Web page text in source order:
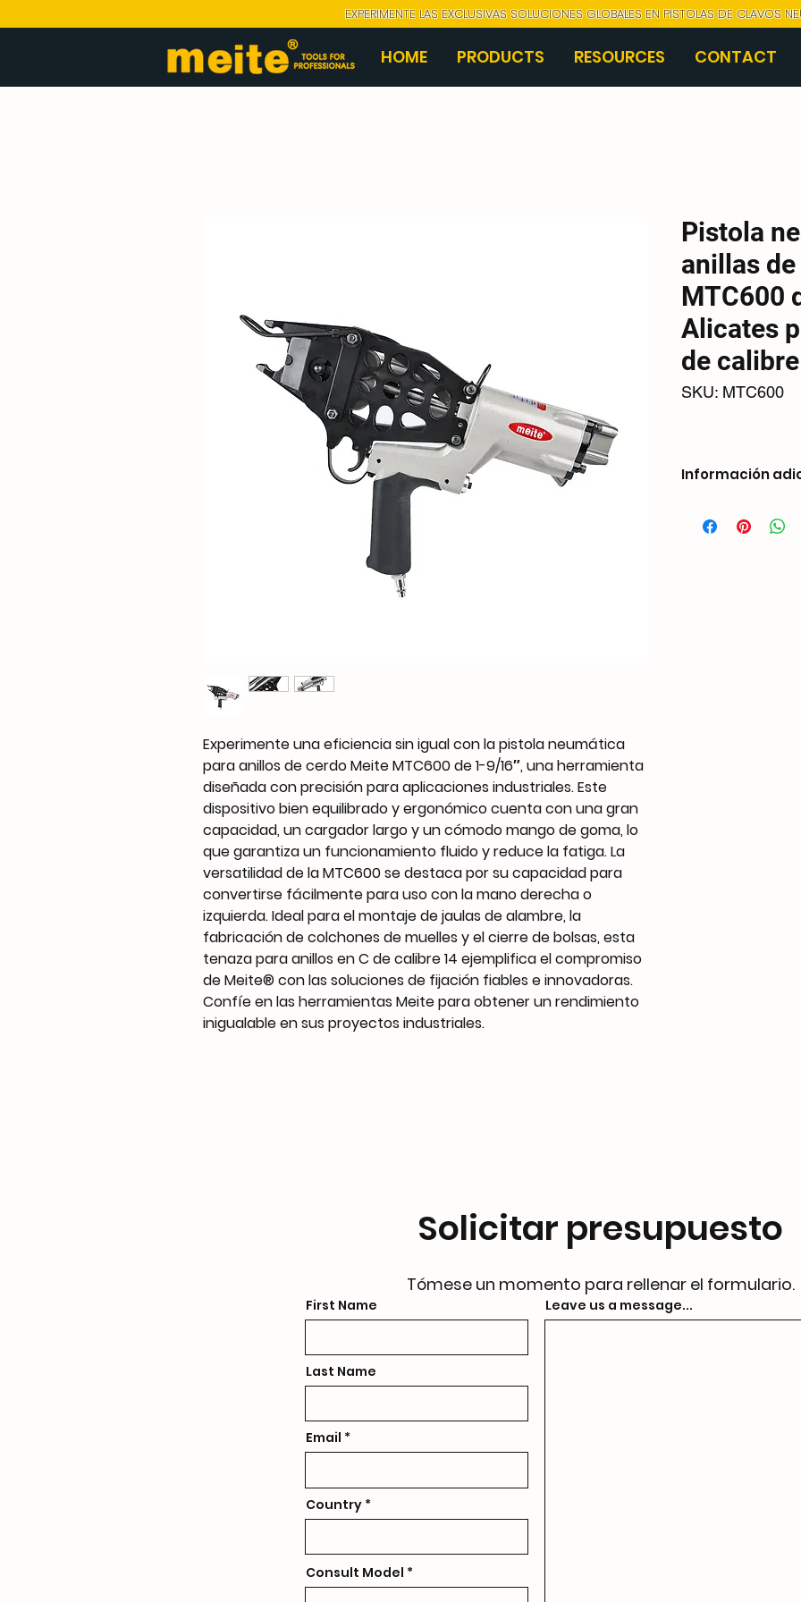
EXPERIMENTE LAS EXCLUSIVAS SOLUCIONES GLOBALES EN PISTOLAS DE CLAVOS
HOME PRODUCTS RESOURCES CONTACT
Experimente una eficiencia sin igual con la pistola neumática
para anillos de cerdo Meite MTC600 de 1-9/16″, una herramienta
diseñada con precisión para aplicaciones industriales. Este
dispositivo bien equilibrado y ergonómico cuenta con una gran
capacidad, un cargador largo y un cómodo mango de goma, lo
que garantiza un funcionamiento fluido y reduce la fatiga. La
versatilidad de la MTC600 se destaca por su capacidad para
convertirse fácilmente para uso con la mano derecha o
izquierda. Ideal para el montaje de jaulas de alambre, la
fabricación de colchones de muelles y el cierre de bolsas, esta
tenaza para anillos en C de calibre 14 ejemplifica el compromiso
de Meite® con las soluciones de fijación fiables e innovadoras.
Confíe en las herramientas Meite para obtener un rendimiento
inigualable en sus proyectos industriales.
Pistola
anillas
MTC600
Alicates
de
SKU: MTC600
Información
Weight
Solicitar presupuesto
Tómese un momento para rellenar el formulario.
First Name
Last Name
Email
Country
Consult Model
Leave us a message...